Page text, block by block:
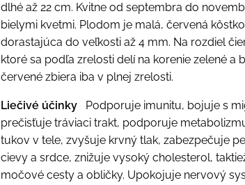
dlhé až 22 cm. Kvitne od septembra do
bielymi kvetmi. Plodom je malá, červená
dorastajúca do veľkosti až 4 mm. Na rozdiel
ktoré sa podľa zrelosti delí na korenie zelené a
červené zbiera iba v plnej zrelosti.
Liečivé účinky
Podporuje imunitu, bojuje s
prečisťuje tráviaci trakt, podporuje
tukov v tele, zvyšuje krvný tlak, zabezpečuje
cievy a srdce, znižuje vysoký cholesterol,
močové cesty a obličky. Upokojuje nervový